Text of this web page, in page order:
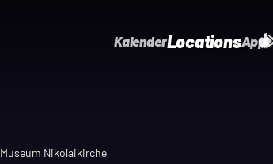
KalenderLocationsApp
Museum Nikolaikirche